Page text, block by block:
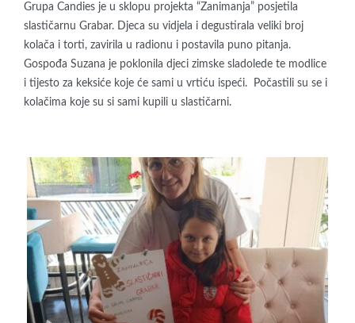
Grupa Candies je u sklopu projekta “Zanimanja” posjetila
slastičarnu Grabar. Djeca su vidjela i degustirala veliki broj
kolača i torti, zavirila u radionu i postavila puno pitanja.
Gospođa Suzana je poklonila djeci zimske sladolede te modlice
i tijesto za keksiće koje će sami u vrtiću ispeći. Počastili su se i
kolačima koje su si sami kupili u slastičarni.